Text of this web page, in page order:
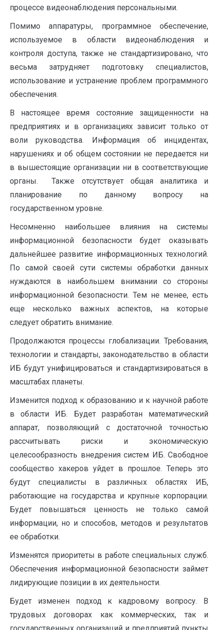
процессе видеонаблюдения персональными.
Помимо аппаратуры, программное обеспечение,
используемое в области видеонаблюдения и
контроля доступа, также не стандартизировано, что
весьма затрудняет подготовку специалистов,
использование и устранение проблем программного
обеспечения.
В настоящее время состояние защищенности на
предприятиях и в организациях зависит только от
воли руководства. Информация об инцидентах,
нарушениях и об общем состоянии не передается ни
в вышестоящие организации ни в соответствующие
органы. Также отсутствует общая аналитика и
планирование по данному вопросу на
государственном уровне.
Несомненно наибольшее влияния на системы
информационной безопасности будет оказывать
дальнейшее развитие информационных технологий.
По самой своей сути системы обработки данных
нуждаются в наибольшем внимании со стороны
информационной безопасности. Тем не менее, есть
еще несколько важных аспектов, на которые
следует обратить внимание.
Продолжаются процессы глобализации. Требования,
технологии и стандарты, законодательство в области
ИБ будут унифицироваться и стандартизироваться в
масштабах планеты.
Изменится подход к образованию и к научной работе
в области ИБ. Будет разработан математический
аппарат, позволяющий с достаточной точностью
рассчитывать риски и экономическую
целесообразность внедрения систем ИБ. Свободное
сообщество хакеров уйдет в прошлое. Теперь это
будут специалисты в различных областях ИБ,
работающие на государства и крупные корпорации.
Будет повышаться ценность не только самой
информации, но и способов, методов и результатов
ее обработки.
Изменятся приоритеты в работе специальных служб.
Обеспечения информационной безопасности займет
лидирующие позиции в их деятельности.
Будет изменен подход к кадровому вопросу. В
трудовых договорах как коммерческих, так и